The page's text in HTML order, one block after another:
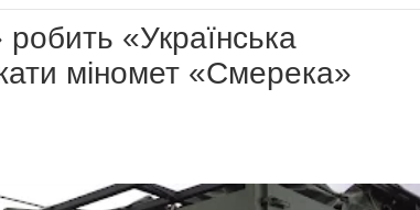
«Українська
міномет «Смерека»